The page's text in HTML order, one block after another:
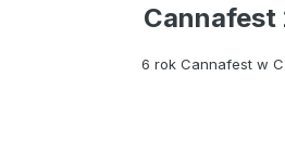
Cannafest
6 rok Cannafest w